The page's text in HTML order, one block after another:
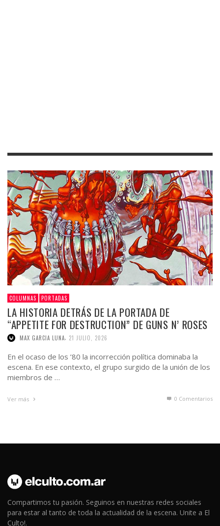
COLUMNAS PORTADAS
LA HISTORIA DETRÁS DE LA PORTADA DE
“APPETITE FOR DESTRUCTION” DE GUNS N’ ROSES
MAX GARCIA LUNA 21 JULIO, 2026
En el ocaso de los ’80 la incorrección política dominaba la
escena. En ese contexto, el grupo surgido de la unión de los
miembros de …
Ver más 0 Comentarios
Compartimos tu pasión. Seguinos en nuestras redes sociales
para estar al tanto de toda la actualidad de la escena. Unite a El
Culto!.